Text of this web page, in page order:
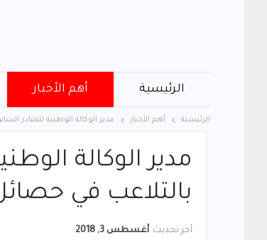
الرئيسية أهم الأخبار
الرئيسية أهم الأخبار مدير الوكالة الوطنية للصادر
مدير الوكالة
بالتلاعب في
آخر تحديث أغسطس 3, 2018